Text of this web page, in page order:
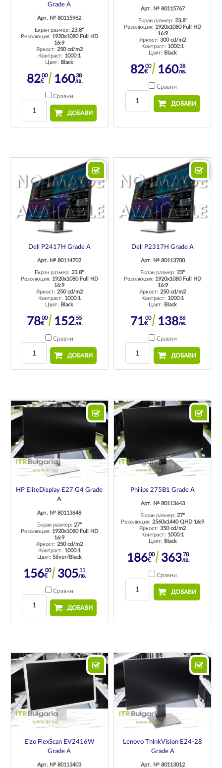
Grade A
Арт. № 80115962
Екран размер:23.8"
Резолюция: 1920x1080 Full HD
16:9
Яркост: 250 cd/m2
Контраст: 1000:1
Цвят: Black
8200
€ 16038
лв.
Сравни
ДОБАВИ
Арт. № 80115767
Екран размер: 23.8"
Резолюция: 1920x1080 Full HD
16:9
Яркост:300 cd/m2
Контраст: 1000:1
Цвят: Black
8200
€ 16038
лв.
Сравни
ДОБАВИ
Dell P2417H Grade A
Арт. № 80114702
Екран размер:23.8"
Резолюция: 1920x1080 Full HD
16:9
Яркост: 250 cd/m2
Контраст: 1000:1
Цвят: Black
7800
€ 15255
лв.
Сравни
ДОБАВИ
Dell P2317H Grade A
Арт. № 80113700
Екран размер:23"
Резолюция: 1920x1080 Full HD
16:9
Яркост:250 cd/m2
Контраст: 1000:1
Цвят: Black
7100
€ 13886
лв.
Сравни
ДОБАВИ
HP EliteDisplay E27 G4 Grade
A
Арт. № 80113648
Екран размер: 27"
Резолюция: 1920x1080 Full HD
16:9
Яркост: 250 cd/m2
Контраст: 1000:1
Цвят: Silver/Black
15600
€ 30511
лв.
Сравни
ДОБАВИ
Philips 275B1 Grade A
Арт. № 80113643
Екран размер:27"
Резолюция:2560x1440 QHD 16:9
Яркост:350 cd/m2
Контраст: 1000:1
Цвят: Black
18600
€ 36378
лв.
Сравни
ДОБАВИ
Eizo FlexScan EV2416W
Grade A
Арт. № 80113403
Lenovo ThinkVision E24-28
Grade A
Арт. № 80113012